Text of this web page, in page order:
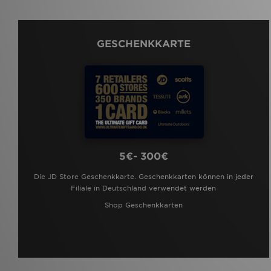
GESCHENKKARTE
5€- 300€
Die JD Store Geschenkkarte. Geschenkkarten können in jeder
Filiale in Deutschland verwendet werden
Shop Geschenkkarten